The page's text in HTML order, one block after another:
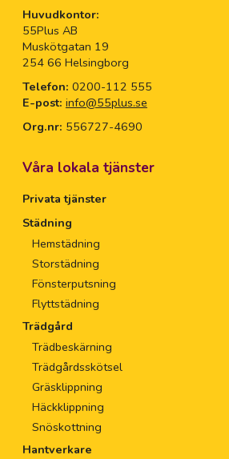
Huvudkontor:
55Plus AB
Muskötgatan 19
254 66 Helsingborg
Telefon: 0200-112 555
E-post: info@55plus.se
Org.nr: 556727-4690
Våra lokala tjänster
Privata tjänster
Städning
Hemstädning
Storstädning
Fönsterputsning
Flyttstädning
Trädgård
Trädbeskärning
Trädgårdsskötsel
Gräsklippning
Häckklippning
Snöskottning
Hantverkare